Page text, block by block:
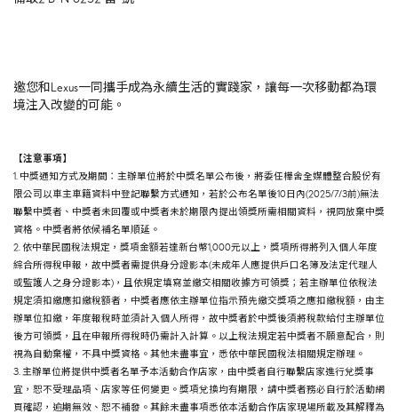
邀您和Lexus一同攜手成為永續生活的實踐家，讓每一次移動都為環
境注入改變的可能。
【注意事項】
1. 中獎通知方式及期間：主辦單位將於中獎名單公布後，將委任樺舍全媒體整合股份有
限公司以車主車籍資料中登記聯繫方式通知，若於公布名單後10日內(2025/7/3前)無法
聯繫中獎者、中獎者未回覆或中獎者未於期限內提出領獎所需相關資料，視同放棄中獎
資格。中獎者將依候補名單順延。
2. 依中華民國稅法規定，獎項金額若達新台幣1,000元以上，獎項所得將列入個人年度
綜合所得稅申報，故中獎者需提供身分證影本(未成年人應提供戶口名簿及法定代理人
或監護人之身分證影本)，且依規定填寫並繳交相關收據方可領獎；若主辦單位依稅法
規定須扣繳應扣繳稅額者，中獎者應依主辦單位指示預先繳交獎項之應扣繳稅額，由主
辦單位扣繳，年度報稅時並須計入個人所得，故中獎者於中獎後須將稅款給付主辦單位
後方可領獎，且在申報所得稅時仍需計入計算。以上稅法規定若中獎者不願意配合，則
視為自動棄權，不具中獎資格。其他未盡事宜，悉依中華民國稅法相關規定辦理。
3. 主辦單位將提供中獎者名單予本活動合作店家，由中獎者自行聯繫店家進行兌獎事
宜，恕不受理品項、店家等任何變更。獎項兌換均有期限，請中獎者務必自行於活動網
頁確認，逾期無效、恕不補發。其餘未盡事項悉依本活動合作店家現場所載及其解釋為